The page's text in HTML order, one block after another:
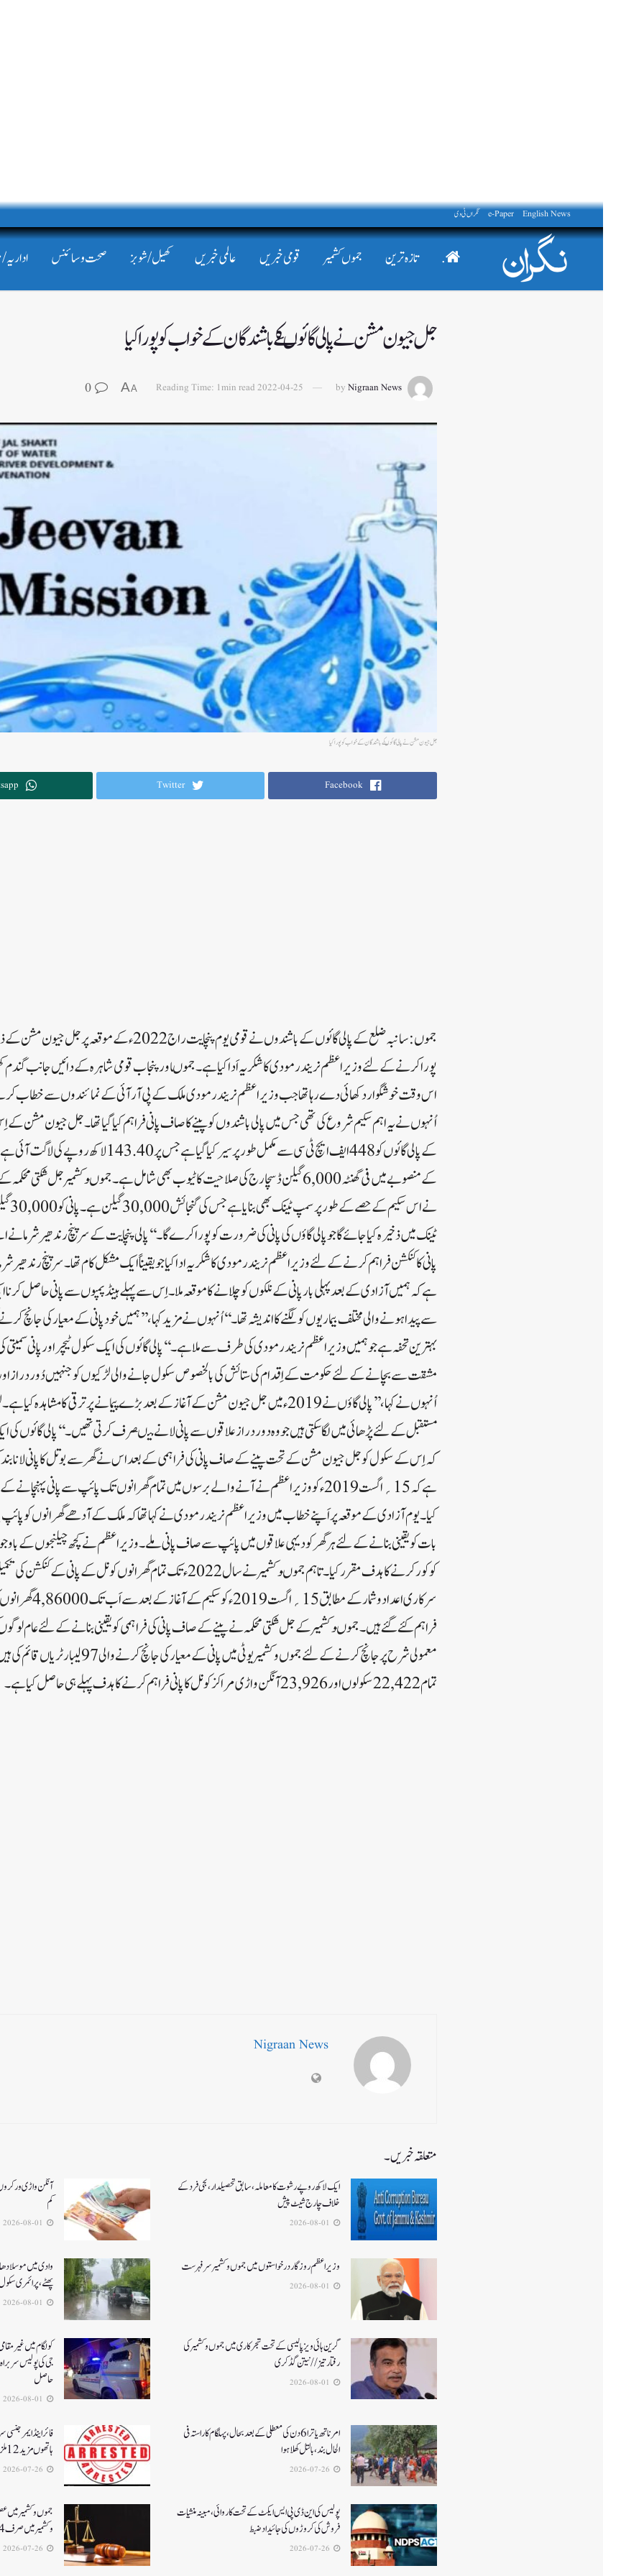
English News
e-Paper نگراں ٹی وی
. تازہ ترین جموں کشمیر قومی خبریں عالمی خبریں کھیل/شوبز صحت و سائنس
جل جیون مشن نے پالی گائوںکے باشندگان کے خواب کو پورا کیا
by Nigraan News
2022-04-25
Reading Time: 1min read
A
A
جل جیون مشن نے پالی گائوںکے باشندگان کے خواب کو پورا کیا
Facebook
Twitter
جموں: سانبہ ضلع کے پالی گائوں کے باشندوں نے قومی یوم پنچایت راج
پورا کرنے کے لئے وزیر اعظم نریندر مودی کا شکر یہ اَدا کیا ہے۔جموںاور پنجاب قومی شاہرہ کے دائیں جانب گندم
اس وقت خوشگوار دکھائی دے رہا تھا جب وزیر اعظم نریندر مودی ملک کے پی آر آئی کے نمائندوں سے خطاب
اُنہوں نے یہ اہم سکیم شروع کی تھی جس میں پالی باشندوں کو پینے کا صاف پانی فراہم کیا گیا تھا۔جل جیون مشن
کے پالی گائوں کو 448 ایف ایچ ٹی سی سے مکمل طور پر سیر کیا
کے منصوبے میں فی گھنٹہ 6,000 گیلن ڈسچارج کی صلاحیت کا ٹیوب بھی شامل ہے۔جموںوکشمیر جل شکتی
نے اس
ٹینک میں ذخیرہ کیا جائے گا جو پالی گاؤں کی پانی کی ضرورت کو پورا کرے گا۔‘‘پالی پنچایت کے سرپنچ رندھیر شرما
پانی کا کنکشن فراہم کرنے کے لئے وزیر اعظم نریندر مودی کا شکریہ ادا کیا جو یقیناً ایک مشکل کام تھا۔سرپنچ رندھیر
ہے کہ ہمیں آزادی کے بعد پہلی بار پانی کے نلکوں کو چلانے کا موقعہ ملا۔ اِس سے پہلے ہینڈ پمپوں سے پانی حاصل
سے پیدا ہونے والی مختلف بیماریوں کولگنے کا اندیشہ تھا۔‘‘اُنہوں نے مزید کہا ،’’ہمیں خود پانی کے معیار کی جانچ
بہترین تحفہ ہے جو ہمیں وزیر اعظم نریندر مودی کی طرف سے ملا ہے۔‘‘پالی گائوں کی ایک سکول ٹیچراور پانی سمیتی
مشقت سے بچانے کے لئے حکومت کے اِقدام کی ستائش کی بالخصوص سکول جانے والی لڑکیوں کو جنہیں دُور دراز اور
اُنہوں نے کہا،’’پالی گاؤں نے 2019ء میں جل جیون مشن کے آغاز کے بعد بڑے پیمانے پر ترقی کا
مستقبل کے لئے پڑھائی میں لگا سکتی ہیں جو وہ دور دراز علاقوں سے پانی لانے میںصرف کرتی تھیں۔‘‘پالی گائوں کی
کہ اِس کے سکول کو جل جیون مشن کے تحت پینے کے صاف پانی کی فراہمی کے بعد اس نے گھر سے بوتل کا پانی لانا
ہے کہ 15؍ اگست 2019ء کو وزیر اعظم نے آنے والے برسوں میں تمام گھرانوں تک پائپ سے پانی
کیا۔ یوم آزادی کے موقعہ پر اَپنے خطاب میں وزیر اعظم نریندر مودی نے کہا تھا کہ ملک کے آدھے گھرانوں کو
کو کور کرنے کا ہدف مقرر کیا ۔ تاہم جموںوکشمیر نے سال 2022ء تک تمام گھرانوں کو نل
سرکاری اعداد و شمار کے
فراہم کئے گئے ہیں۔جموںوکشمیر کے جل شکتی محکمہ نے پینے کے صاف پانی کی فراہمی کو یقینی بنانے کے لئے عام
معمولی شرح پر جانچ کرنے کے لئے جموں وکشمیر یوٹی
تمام 22,422 سکولوں اور 23,926 آنگن واڑی مراکز کو نل کا پانی فراہم کرنے کا ہدف پہلے ہی حاصل کیاہے۔
Nigraan News
متعلقہ خبریں۔
ایک لاکھ روپے رشوت کا معاملہ،سابق تحصیلدار، نجی فرد کے
خلاف چارج شیٹ پیش
آنگن واڑی ورکروں
کم
وزیر اعظم روزگار درخواستوں میں جموں و کشمیر سرفہرست
وادی میں
پھٹے، پرائمری
گرین ہائی ویز پالیسی کے تحت شجرکاری میں جموں و کشمیر کی
رفتار تیز// نیتن گڈکری
جی کی پولیس
حاصل
امرناتھ یاترا 6دن کی معطلی کے بعد بحال،پہلگام کا راستہ فی
الحال بند، بالتل کھلا ہوا
فائر اینڈ
ہاتھوں مزید 12 ملزمان گرفتار
پولیس کی این ڈی پی ایس ایکٹ کے تحت کاروائی، مبینہ منشیات
فروش کی کروڑوں کی جائیداد ضبط
جموں و کشمیر میں
و کشمیر میں صرف 4 فاسٹ ٹریک سپیشل عدالتیں فعال